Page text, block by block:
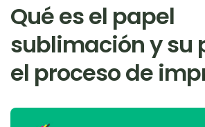
Qué es el papel
sublimación y su
el proceso de